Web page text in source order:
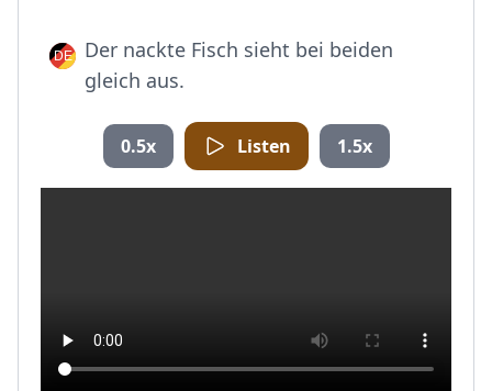
Der nackte Fisch sieht bei beiden
gleich aus.
0.5x Listen 1.5x